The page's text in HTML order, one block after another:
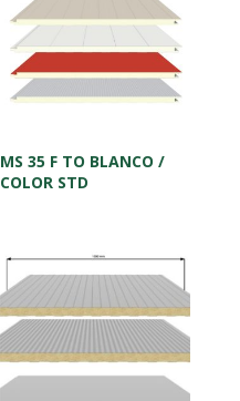
MS 35 F TO BLANCO /
COLOR STD